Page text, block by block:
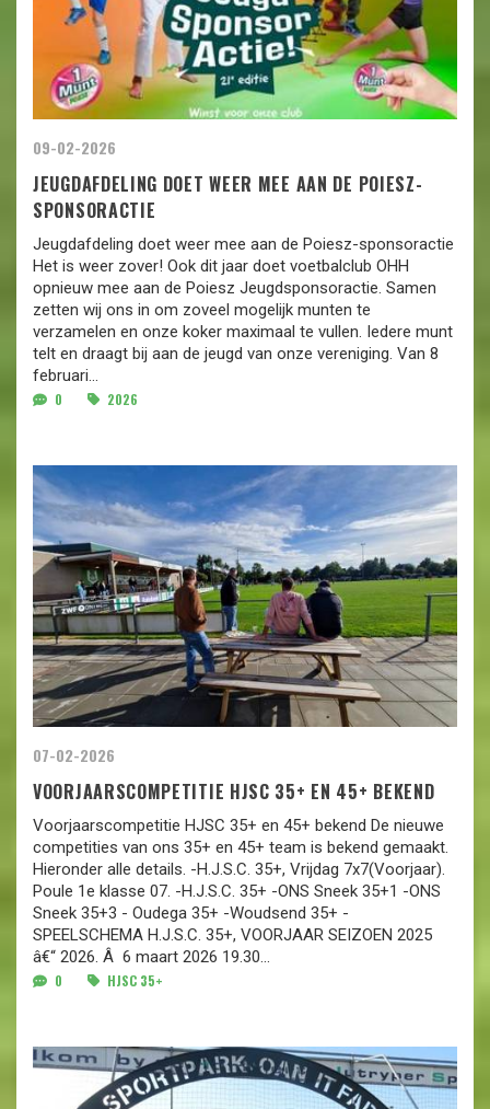
09-02-2026
JEUGDAFDELING DOET WEER MEE AAN DE POIESZ-
SPONSORACTIE
Jeugdafdeling doet weer mee aan de Poiesz-sponsoractie
Het is weer zover! Ook dit jaar doet voetbalclub OHH
opnieuw mee aan de Poiesz Jeugdsponsoractie. Samen
zetten wij ons in om zoveel mogelijk munten te
verzamelen en onze koker maximaal te vullen. Iedere munt
telt en draagt bij aan de jeugd van onze vereniging. Van 8
februari...
0 2026
07-02-2026
VOORJAARSCOMPETITIE HJSC 35+ EN 45+ BEKEND
Voorjaarscompetitie HJSC 35+ en 45+ bekend De nieuwe
competities van ons 35+ en 45+ team is bekend gemaakt.
Hieronder alle details. -H.J.S.C. 35+, Vrijdag 7x7(Voorjaar).
Poule 1e klasse 07. -H.J.S.C. 35+ -ONS Sneek 35+1 -ONS
Sneek 35+3 - Oudega 35+ -Woudsend 35+ -
SPEELSCHEMA H.J.S.C. 35+, VOORJAAR SEIZOEN 2025
â€“ 2026. Â 6 maart 2026 19.30...
0 HJSC 35+